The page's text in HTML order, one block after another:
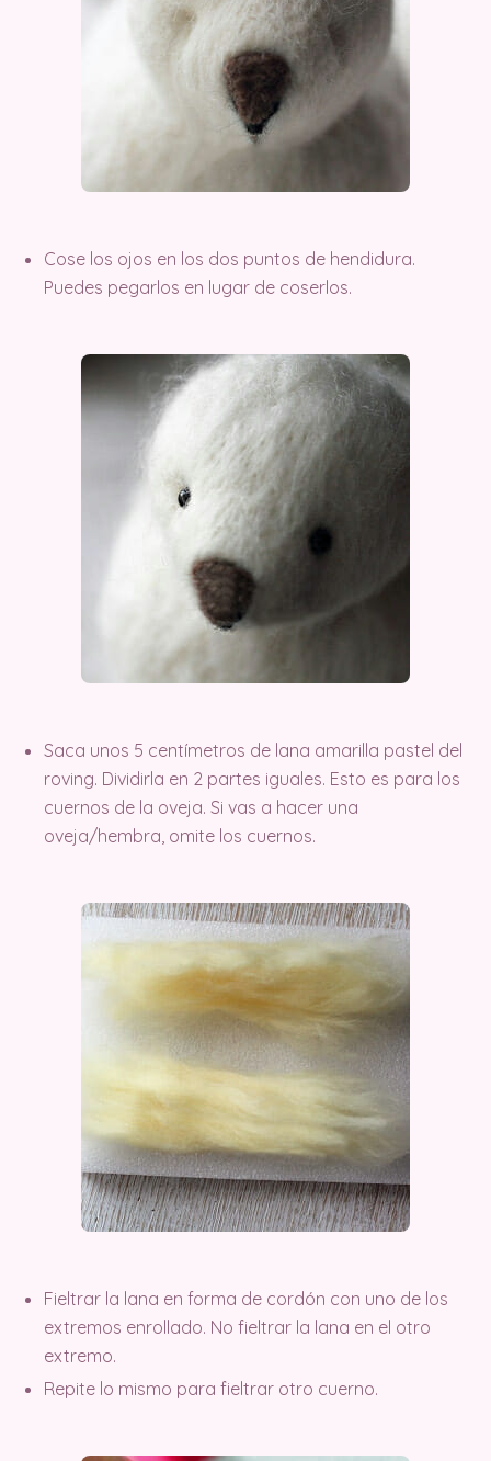
Cose los ojos en los dos puntos de hendidura.
Puedes pegarlos en lugar de coserlos.
Saca unos 5 centímetros de lana amarilla pastel del
roving. Dividirla en 2 partes iguales. Esto es para los
cuernos de la oveja. Si vas a hacer una
oveja/hembra, omite los cuernos.
Fieltrar la lana en forma de cordón con uno de los
extremos enrollado. No fieltrar la lana en el otro
extremo.
Repite lo mismo para fieltrar otro cuerno.